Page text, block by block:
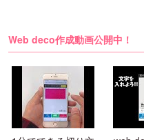
Web deco作成動画公開中！